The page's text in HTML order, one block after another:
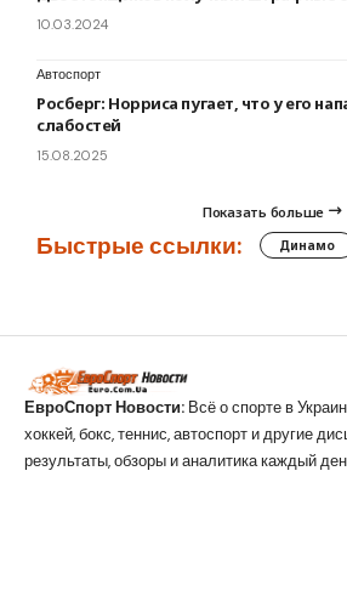
10.03.2024
Автоспорт
Росберг: Норриса пугает, что у его
слабостей
15.08.2025
Показать больше
Быстрые ссылки: Динамо
ЕвроСпорт Новости: Всё о спорте в
хоккей, бокс, теннис, автоспорт и другие
результаты, обзоры и аналитика каждый